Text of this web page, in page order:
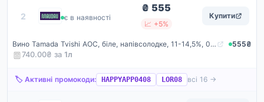
2 Maudau
є в наявності
₴ 555
📈 +5%
Купити
Вино Tamada Tvishi AOC, біле, напівсолодке, 11-14,5%, 0,75 л (201803)
555₴
740.00₴ за 1л
🏷️ Активні промокоди: HAPPYAPP0408 LOR08 всі 16 →